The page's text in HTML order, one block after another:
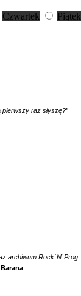
Czwartek Piątek
raz słyszę?”
archiwum Rock`N`Prog